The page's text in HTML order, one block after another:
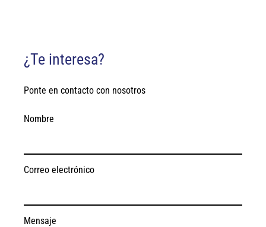
¿Te interesa?
Ponte en contacto con nosotros
Nombre
Correo electrónico
Mensaje